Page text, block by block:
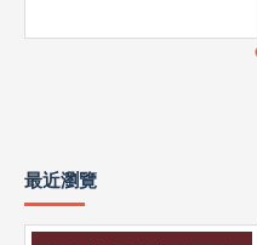
最近瀏覽